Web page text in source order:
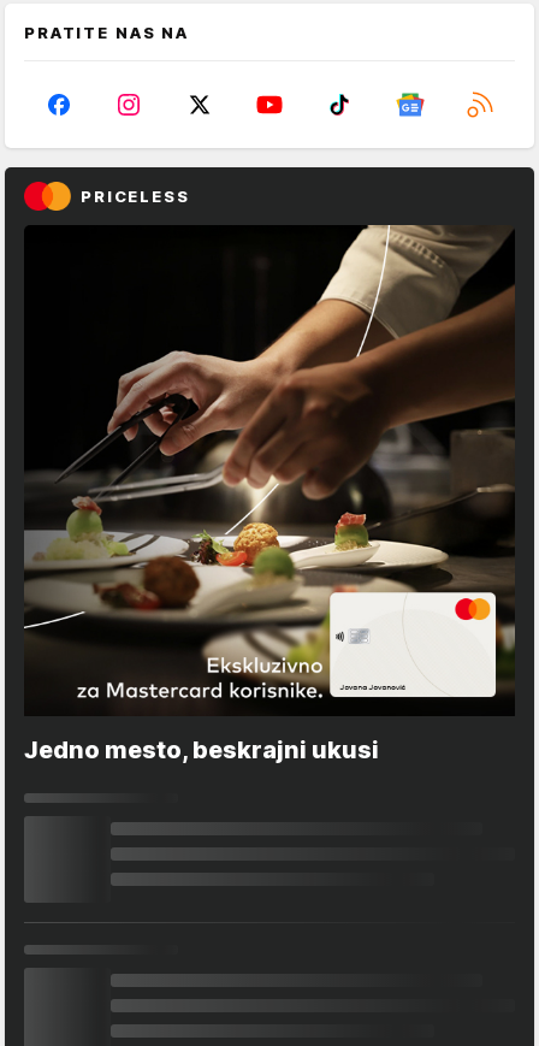
PRATITE NAS NA
PRICELESS
Jedno mesto, beskrajni ukusi